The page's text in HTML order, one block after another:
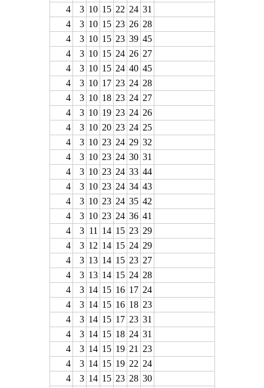
4
3 10 15 22 24 31
4
3 10 15 23 26 28
4
3 10 15 23 39 45
4
3 10 15 24 26 27
4
3 10 15 24 40 45
4
3 10 17 23 24 28
4
3 10 18 23 24 27
4
3 10 19 23 24 26
4
3 10 20 23 24 25
4
3 10 23 24 29 32
4
3 10 23 24 30 31
4
3 10 23 24 33 44
4
3 10 23 24 34 43
4
3 10 23 24 35 42
4
3 10 23 24 36 41
4
3 11 14 15 23 29
4
3 12 14 15 24 29
4
3 13 14 15 23 27
4
3 13 14 15 24 28
4
3 14 15 16 17 24
4
3 14 15 16 18 23
4
3 14 15 17 23 31
4
3 14 15 18 24 31
4
3 14 15 19 21
23
4
3 14 15 19 22 24
4
3 14 15 23 28 30